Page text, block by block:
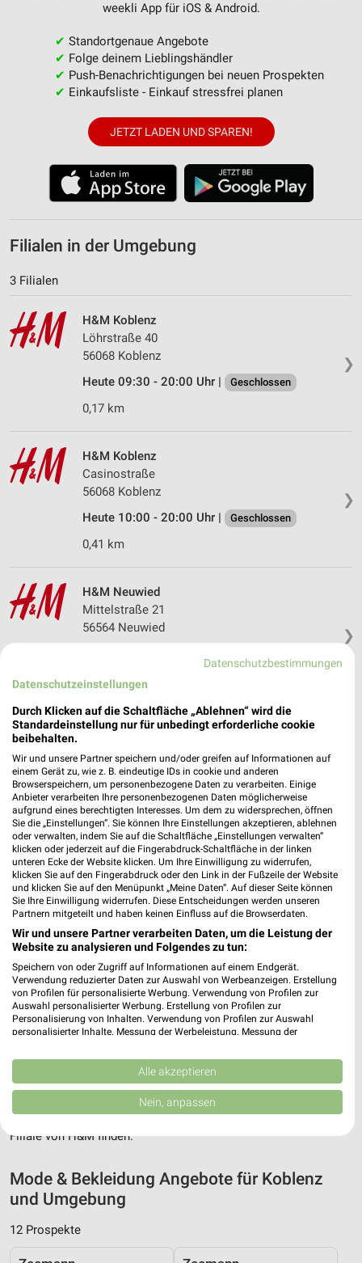
weekli App für iOS & Android.
✔ Standortgenaue Angebote
✔ Folge deinem Lieblingshändler
✔ Push-Benachrichtigungen bei neuen Prospekten
✔ Einkaufsliste - Einkauf stressfrei planen
JETZT LADEN UND SPAREN!
Filialen in der Umgebung
3 Filialen
❯
H&M Koblenz
Löhrstraße 40
56068 Koblenz
Heute 09:30 - 20:00 Uhr |
Geschlossen
0,17 km
❯
H&M Koblenz
Casinostraße
56068 Koblenz
Heute 10:00 - 20:00 Uhr |
Geschlossen
0,41 km
❯
H&M Neuwied
Mittelstraße 21
56564 Neuwied
12,30 km
Adresse, Öffnungszeiten und Route für die
H&M Filiale in Koblenz
alles zur H&M Filiale in Koblenz. Die aktuellsten Angebote
kannst Du Dir in den neuesten Prospekten anschauen. Wenn Du
ein schönes Schnäppchen gefunden hast, kannst Du über die
Routen-Funktion den schnellsten Weg zu Deiner Lieblings-
Filiale von H&M finden.
Mode & Bekleidung Angebote für Koblenz
und Umgebung
12 Prospekte
Datenschutzbestimmungen
Datenschutzeinstellungen
Durch Klicken auf die Schaltfläche „Ablehnen“ wird die
Standardeinstellung nur für unbedingt erforderliche cookie
beibehalten.
Wir und unsere Partner speichern und/oder greifen auf Informationen auf
einem Gerät zu, wie z. B. eindeutige IDs in cookie und anderen
Browserspeichern, um personenbezogene Daten zu verarbeiten. Einige
Anbieter verarbeiten Ihre personenbezogenen Daten möglicherweise
aufgrund eines berechtigten Interesses. Um dem zu widersprechen, öffnen
Sie die „Einstellungen“. Sie können Ihre Einstellungen akzeptieren, ablehnen
oder verwalten, indem Sie auf die Schaltfläche „Einstellungen verwalten“
klicken oder jederzeit auf die Fingerabdruck-Schaltfläche in der linken
unteren Ecke der Website klicken. Um Ihre Einwilligung zu widerrufen,
klicken Sie auf den Fingerabdruck oder den Link in der Fußzeile der Website
und klicken Sie auf den Menüpunkt „Meine Daten“. Auf dieser Seite können
Sie Ihre Einwilligung widerrufen. Diese Entscheidungen werden unseren
Partnern mitgeteilt und haben keinen Einfluss auf die Browserdaten.
Wir und unsere Partner verarbeiten Daten, um die Leistung der
Website zu analysieren und Folgendes zu tun:
Speichern von oder Zugriff auf Informationen auf einem Endgerät.
Verwendung reduzierter Daten zur Auswahl von Werbeanzeigen. Erstellung
von Profilen für personalisierte Werbung. Verwendung von Profilen zur
Auswahl personalisierter Werbung. Erstellung von Profilen zur
Personalisierung von Inhalten. Verwendung von Profilen zur Auswahl
personalisierter Inhalte. Messung der Werbeleistung. Messung der
Kombinationen von Daten aus verschiedenen Quellen. Entwicklung und
Verbesserung der Angebote. Verwendung reduzierter Daten zur Auswahl
von Inhalten.
Daten können außerhalb der Europäischen Union weitergegeben und in die
USA gesendet werden.
Website/App.
Wir nutzen Ihre Daten für folgende Zwecke:
IAB-Verarbeitungszwecke:
Speichern von oder Zugriff auf Informationen
auf einem Endgerät
Alle akzeptieren
Nein, anpassen